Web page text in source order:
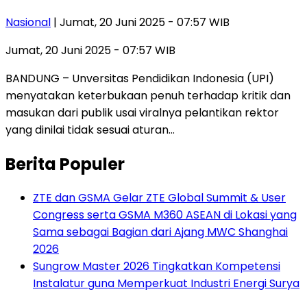
Nasional | Jumat, 20 Juni 2025 - 07:57 WIB
Jumat, 20 Juni 2025 - 07:57 WIB
BANDUNG – Unversitas Pendidikan Indonesia (UPI)
menyatakan keterbukaan penuh terhadap kritik dan
masukan dari publik usai viralnya pelantikan rektor
yang dinilai tidak sesuai aturan…
Berita Populer
ZTE dan GSMA Gelar ZTE Global Summit & User
Congress serta GSMA M360 ASEAN di Lokasi yang
Sama sebagai Bagian dari Ajang MWC Shanghai
2026
Sungrow Master 2026 Tingkatkan Kompetensi
Instalatur guna Memperkuat Industri Energi Surya